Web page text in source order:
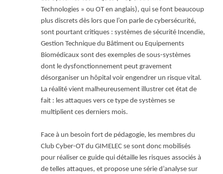
Technologies » ou OT en anglais), qui se font beaucoup
plus discrets dès lors que l’on parle de cybersécurité,
sont pourtant critiques : systèmes de sécurité Incendie,
Gestion Technique du Bâtiment ou Equipements
Biomédicaux sont des exemples de sous-systèmes
dont le dysfonctionnement peut gravement
désorganiser un hôpital voir engendrer un risque vital.
La réalité vient malheureusement illustrer cet état de
fait : les attaques vers ce type de systèmes se
multiplient ces derniers mois.
Face à un besoin fort de pédagogie, les membres du
Club Cyber-OT du GIMELEC se sont donc mobilisés
pour réaliser ce guide qui détaille les risques associés à
de telles attaques, et propose une série d’analyse sur